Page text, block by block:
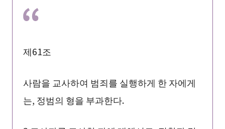
제61조
사람을 교사하여 범죄를 실행하게 한 자에게
는, 정범의 형을 부과한다.